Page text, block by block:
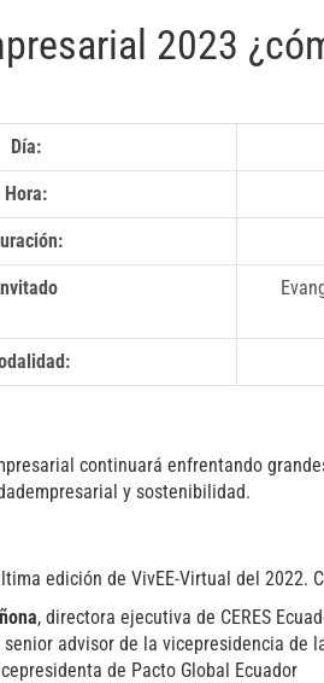
2023
Día:
Hora:
continuará enfrentando
y sostenibilidad.
edición de VivEE-Virtual del 2022.
, directora ejecutiva de CERES
senior advisor de la vicepresidencia de
de Pacto Global Ecuador